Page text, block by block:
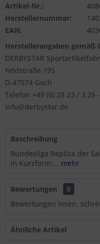
Artikel-Nr.:
Herstellernummer:
EAN:
Herstellerangaben gemäß
DERBYSTAR
Feldstraße 195
D-47574 Goch
Telefon +49 (0) 28 23 / 3 25
info@derbystar.de
Beschreibung
Bundesliga Replica der
in Kurzform:... mehr
Bewertungen
0
Bewertungen lesen,
Ähnliche Artikel